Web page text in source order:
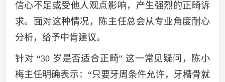
信心不足或受他人观点影响，产生强烈的正畸诉
求。面对这种情况，陈主任总会从专业角度耐心
分析，给予中肯建议。
针对 “30 岁是否适合正畸” 这一常见疑问，陈小
梅主任明确表示：“只要牙周条件允许，牙槽骨就